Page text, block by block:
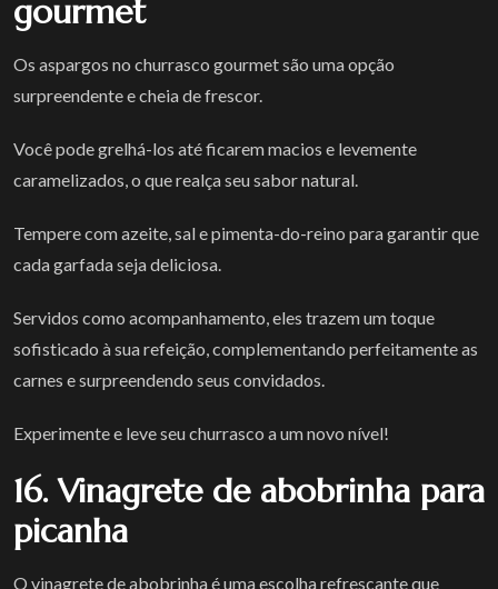
gourmet
Os aspargos no churrasco gourmet são uma opção
surpreendente e cheia de frescor.
Você pode grelhá-los até ficarem macios e levemente
caramelizados, o que realça seu sabor natural.
Tempere com azeite, sal e pimenta-do-reino para garantir que
cada garfada seja deliciosa.
Servidos como acompanhamento, eles trazem um toque
sofisticado à sua refeição, complementando perfeitamente as
carnes e surpreendendo seus convidados.
Experimente e leve seu churrasco a um novo nível!
16. Vinagrete de abobrinha para
picanha
O vinagrete de abobrinha é uma escolha refrescante que